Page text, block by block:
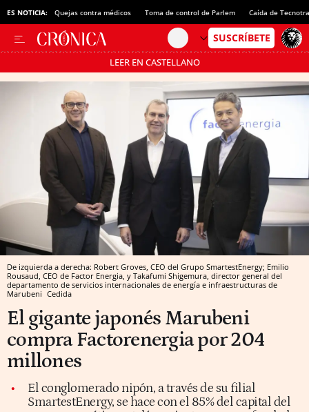
ES NOTICIA: Quejas contra médicos Toma de control de Parlem Caída de
LEER EN CASTELLANO
Pásate al MODO AHORRO
De izquierda a derecha: Robert Groves, CEO del Grupo SmartestEnergy; Emilio
Rousaud, CEO de Factor Energia, y Takafumi Shigemura, director general del
departamento de servicios internacionales de energía e infraestructuras de
Marubeni Cedida
El gigante japonés Marubeni
compra Factorenergia por 204
millones
El conglomerado nipón, a través de su filial
SmartestEnergy, se hace con el 85% del capital del